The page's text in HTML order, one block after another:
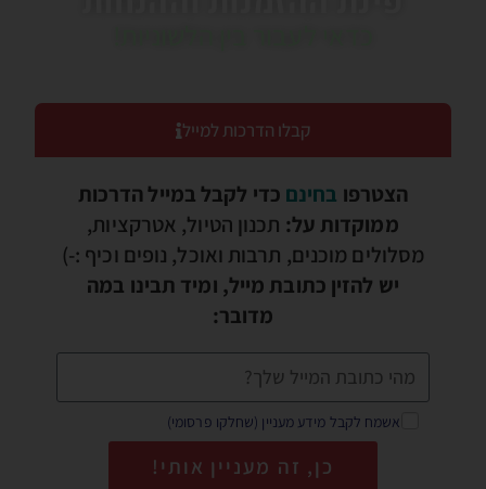
קבלו הדרכות למייל
הצטרפו בחינם כדי לקבל במייל הדרכות
ממוקדות על: תכנון הטיול, אטרקציות,
מסלולים מוכנים, תרבות ואוכל, נופים וכיף :-)
יש להזין כתובת מייל, ומיד תבינו במה
מדובר:
אשמח לקבל מידע מעניין (שחלקו פרסומי)
כן, זה מעניין אותי!